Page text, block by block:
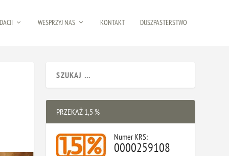
WESPRZYJ NAS KONTAKT DUSZPASTERSTWO
PRZEKAŻ 1,5 %
Numer KRS:
0000259108